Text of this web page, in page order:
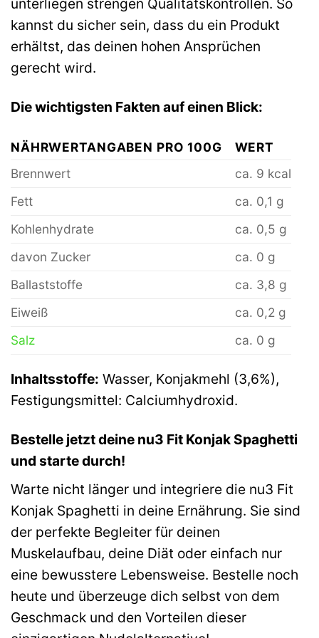
unterliegen strengen Qualitätskontrollen. So
kannst du sicher sein, dass du ein Produkt
erhältst, das deinen hohen Ansprüchen
gerecht wird.
Die wichtigsten Fakten auf einen Blick:
NÄHRWERTANGABEN PRO 100G
WERT
Brennwert
ca. 9 kcal
Fett
ca. 0,1 g
Kohlenhydrate
ca. 0,5 g
davon Zucker
ca. 0 g
Ballaststoffe
ca. 3,8 g
Eiweiß
ca. 0,2 g
Salz
ca. 0 g
Inhaltsstoffe: Wasser, Konjakmehl (3,6%),
Festigungsmittel: Calciumhydroxid.
Bestelle jetzt deine nu3 Fit Konjak Spaghetti
und starte durch!
Warte nicht länger und integriere die nu3 Fit
Konjak Spaghetti in deine Ernährung. Sie sind
der perfekte Begleiter für deinen
Muskelaufbau, deine Diät oder einfach nur
eine bewusstere Lebensweise. Bestelle noch
heute und überzeuge dich selbst von dem
Geschmack und den Vorteilen dieser